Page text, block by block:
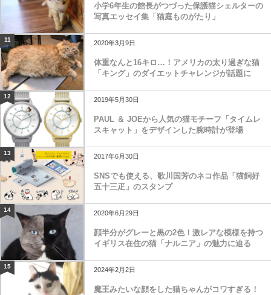
小学6年生の館長がつづった保護猫シェルターの
写真エッセイ集「猫庭ものがたり」
11 2020年3月9日
体重なんと16キロ…！アメリカの太り過ぎな猫
「キング」のダイエットチャレンジが話題に
12 2019年5月30日
PAUL ＆ JOEから人気の猫モチーフ「タイムレ
スキャット」をデザインした腕時計が登場
13 2017年6月30日
SNSでも使える、歌川国芳のネコ作品「猫飼好
五十三疋」のスタンプ
14 2020年6月29日
顔半分がグレーと黒の2色！激レアな模様を持つ
イギリス在住の猫「ナルニア」の魅力に迫る
15 2024年2月2日
魔王みたいな顔をした猫ちゃんがコワすぎる！